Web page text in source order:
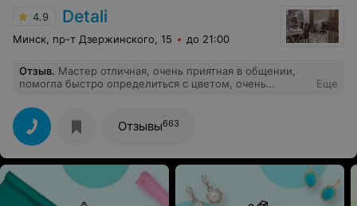
4.9 Detali
Минск, пр-т Дзержинского, 15 до 21:00
Отзыв. Мастер отличная, очень приятная в общении,
помогла быстро определиться с цветом, очень
Рекомендую.
Еще
Отзывы663